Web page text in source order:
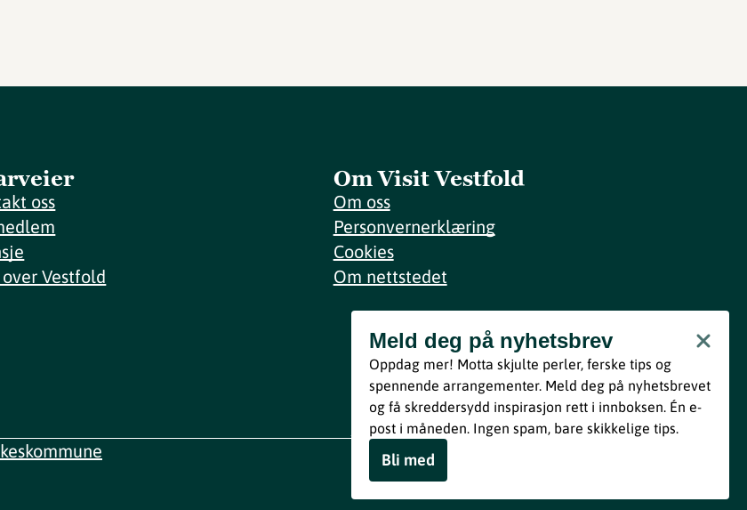
oss
Vestfold
Om Visit Vestfold
Om oss
Personvernerklæring
Cookies
Om nettstedet
Meld deg på nyhetsbrev
Bli med
Ved å melde deg inn godtar du våre vilkår i henhold til vår
personvernerklæring.
Meld deg på nyhetsbrev
Oppdag mer! Motta skjulte perler, ferske tips og
spennende arrangementer. Meld deg på nyhetsbrevet
og få skreddersydd inspirasjon rett i innboksen. Én e-
post i måneden. Ingen spam, bare skikkelige tips.
Bli med